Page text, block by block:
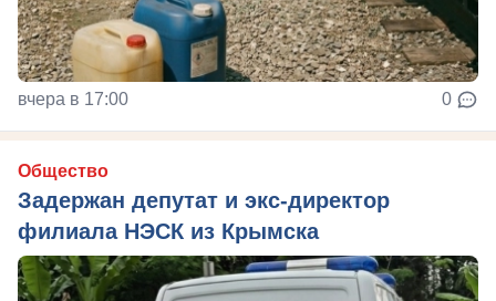
вчера в 17:00 0
Общество
Задержан депутат и экс-директор
филиала НЭСК из Крымска